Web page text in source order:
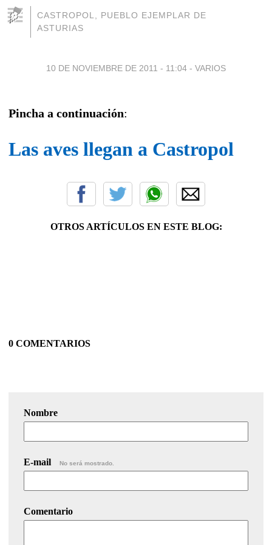
CASTROPOL, PUEBLO EJEMPLAR DE
ASTURIAS
10 DE NOVIEMBRE DE 2011 - 11:04 - VARIOS
Pincha a continuación:
Las aves llegan a Castropol
OTROS ARTÍCULOS EN ESTE BLOG:
0 COMENTARIOS
Nombre
E-mail No será mostrado.
Comentario